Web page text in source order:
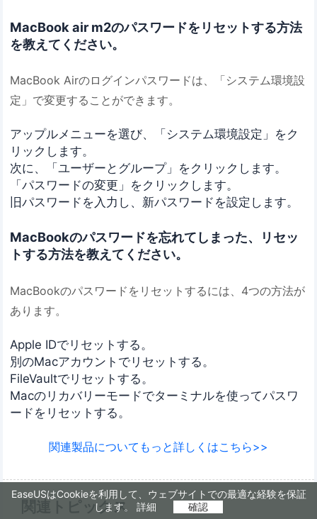
EaseUSはCookieを利用して、ウェブサイトでの最適な経験を保証
します。 詳細 確認
MacBook air m2のパスワードをリセットする方法
を教えてください。
MacBook Airのログインパスワードは、「システム環境設
定」で変更することができます。
アップルメニューを選び、「システム環境設定」をク
リックします。
次に、「ユーザーとグループ」をクリックします。
「パスワードの変更」をクリックします。
旧パスワードを入力し、新パスワードを設定します。
MacBookのパスワードを忘れてしまった、リセッ
トする方法を教えてください。
MacBookのパスワードをリセットするには、4つの方法が
あります。
Apple IDでリセットする。
別のMacアカウントでリセットする。
FileVaultでリセットする。
Macのリカバリーモードでターミナルを使ってパスワ
ードをリセットする。
関連製品についてもっと詳しくはこちら>>
関連トピックス